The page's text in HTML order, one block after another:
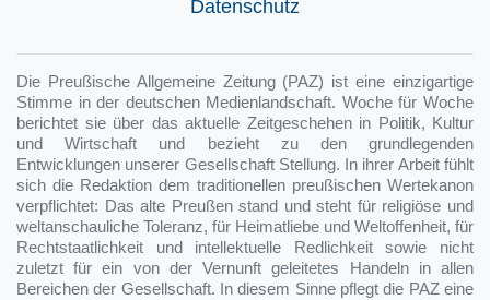
Datenschutz
Die Preußische Allgemeine Zeitung (PAZ) ist eine einzigartige
Stimme in der deutschen Medienlandschaft. Woche für Woche
berichtet sie über das aktuelle Zeitgeschehen in Politik, Kultur
und Wirtschaft und bezieht zu den grundlegenden
Entwicklungen unserer Gesellschaft Stellung. In ihrer Arbeit fühlt
sich die Redaktion dem traditionellen preußischen Wertekanon
verpflichtet: Das alte Preußen stand und steht für religiöse und
weltanschauliche Toleranz, für Heimatliebe und Weltoffenheit, für
Rechtstaatlichkeit und intellektuelle Redlichkeit sowie nicht
zuletzt für ein von der Vernunft geleitetes Handeln in allen
Bereichen der Gesellschaft. In diesem Sinne pflegt die PAZ eine